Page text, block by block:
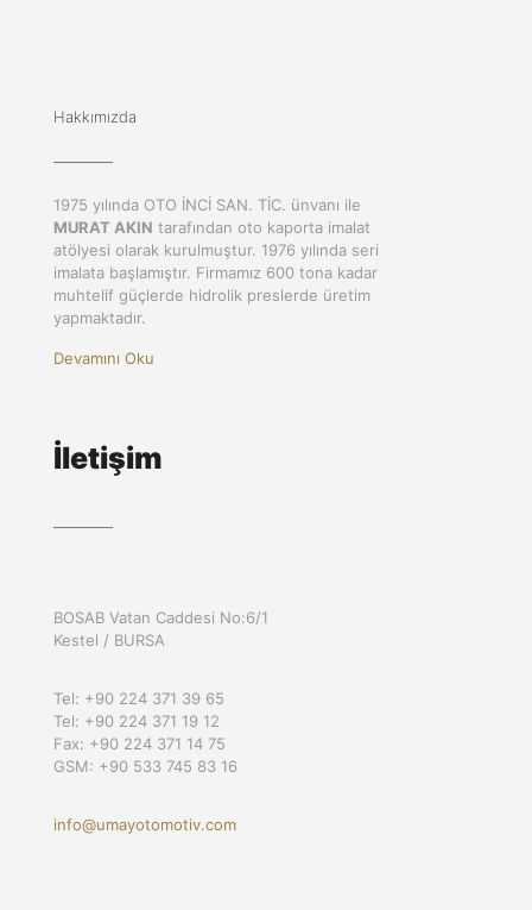
Hakkımızda
1975 yılında OTO İNCİ SAN. TİC. ünvanı ile
MURAT AKIN tarafından oto kaporta imalat
atölyesi olarak kurulmuştur. 1976 yılında seri
imalata başlamıştır. Firmamız 600 tona kadar
muhtelif güçlerde hidrolik preslerde üretim
yapmaktadır.
Devamını Oku
İletişim
BOSAB Vatan Caddesi No:6/1
Kestel / BURSA
Tel: +90 224 371 39 65
Tel: +90 224 371 19 12
Fax: +90 224 371 14 75
GSM: +90 533 745 83 16
info@umayotomotiv.com